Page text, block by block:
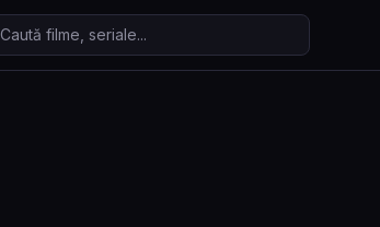
filme și seriale